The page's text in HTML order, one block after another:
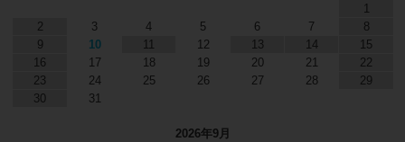
1
2
3 4 5 6 7
8
9
10 11 12 13 14
15
16
17 18 19 20 21
22
23
24 25 26 27 28
29
30
31
2026年9月